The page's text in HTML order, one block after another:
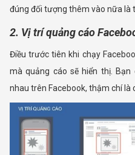
đúng đối tượng thêm vào nữa là
2. Vị trí quảng cáo
Điều trước tiên khi chạy
mà quảng cáo sẽ hiển thị.
nhau trên Facebook, thậm chí là